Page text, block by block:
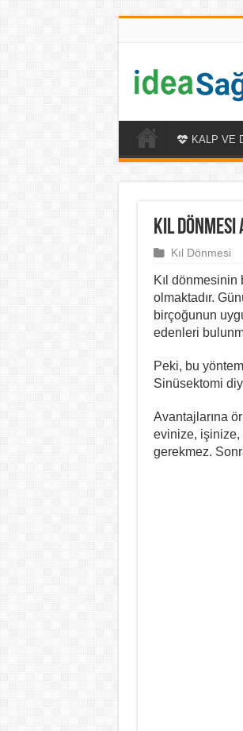
KALP VE
Kıl
Kıl Dönmesi
Kıl
olmaktadır.
birçoğunun
edenleri
Peki, bu
Sinüsektomi
Avantajlarına
evinize, işinize,
gerekmez.